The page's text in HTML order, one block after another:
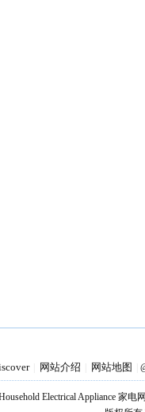
网站介绍 网站地图
Electrical Appliance 家